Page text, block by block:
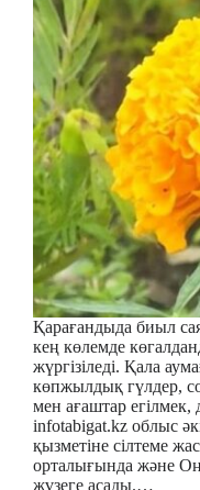
Қарағандыда биыл
кең көлемде
жүргізіледі. Қала
көпжылдық гүлдер,
мен ағаштар егілмек,
infotabigat.kz облыс
қызметіне сілтеме
орталығында және
жүзеге асады.…